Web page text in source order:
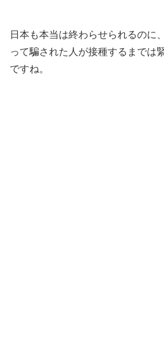
日本も本当は終わらせられるのに
って騙された人が接種するまでは
ですね。